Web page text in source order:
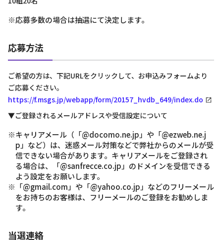
※応募多数の場合は抽選にて決定します。
応募方法
ご希望の方は、下記URLをクリックして、お申込みフォームより
ご応募ください。
https://f.msgs.jp/webapp/form/20157_hvdb_649/index.do
▼ご登録されるメールアドレスや受信設定について
※キャリアメール（「@docomo.ne.jp」や「@ezweb.ne.j
p」など）は、迷惑メール対策などで弊社からのメールが受
信できない場合があります。キャリアメールをご登録され
る場合は、「@sanfrecce.co.jp」のドメインを受信できる
よう設定をお願いします。
※「@gmail.com」や「@yahoo.co.jp」などのフリーメール
をお持ちのお客様は、フリーメールのご登録をお勧めしま
す。
当選連絡